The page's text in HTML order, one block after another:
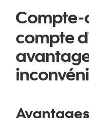
Compte-
compte